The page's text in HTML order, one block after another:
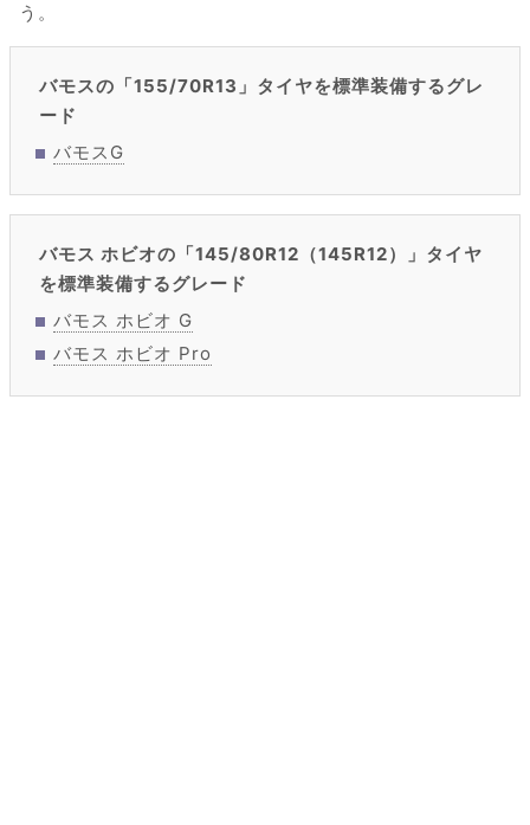
う。
バモスの「155/70R13」タイヤを標準装備するグレ
ード
バモスG
バモス ホビオの「145/80R12（145R12）」タイヤ
を標準装備するグレード
バモス ホビオ G
バモス ホビオ Pro